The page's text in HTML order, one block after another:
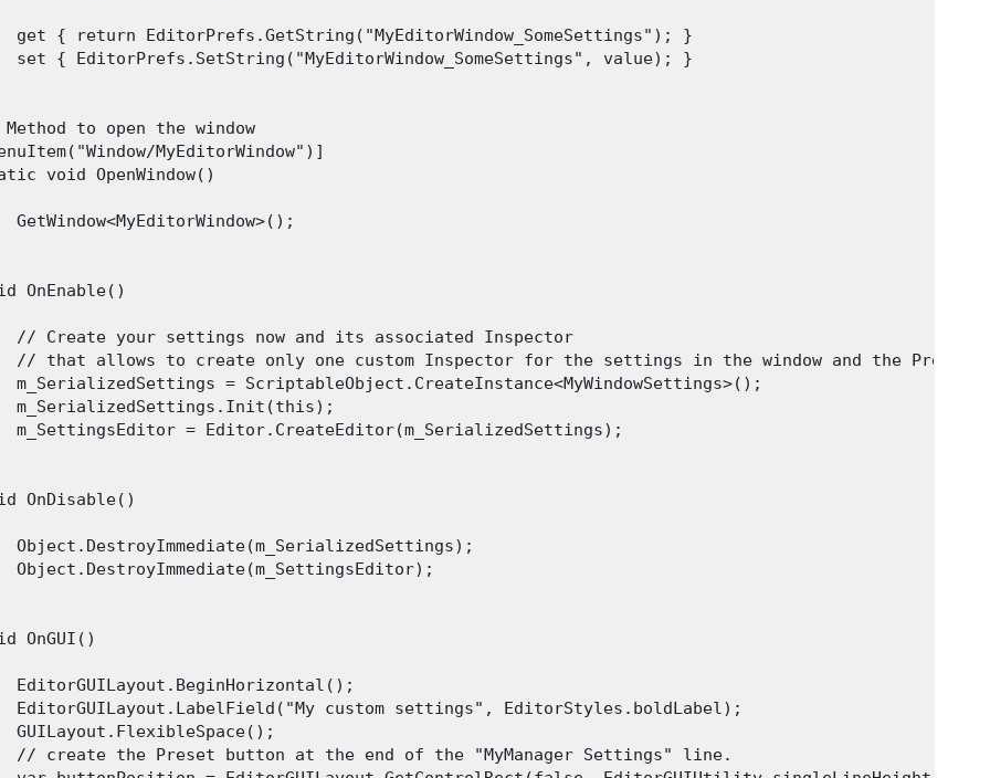
get { return EditorPrefs.GetString("MyEditorWindow_SomeSettings"); }
set { EditorPrefs.SetString("MyEditorWindow_SomeSettings", value); }
Method to open the window
MyEditorWindow")]
void OpenWindow()
GetWindow<MyEditorWindow>();
OnEnable()
// Create your settings now and its associated Inspector
// that allows to create only one custom Inspector for the settings in the window and the Preset.
m_SerializedSettings = ScriptableObject.CreateInstance<MyWindowSettings>();
m_SerializedSettings.Init(this);
m_SettingsEditor = Editor.CreateEditor(m_SerializedSettings);
OnDisable()
Object.DestroyImmediate(m_SerializedSettings);
Object.DestroyImmediate(m_SettingsEditor);
OnGUI()
EditorGUILayout.BeginHorizontal();
EditorGUILayout.LabelField("My custom settings", EditorStyles.boldLabel);
GUILayout.FlexibleSpace();
// create the Preset button at the end of the "MyManager Settings" line.